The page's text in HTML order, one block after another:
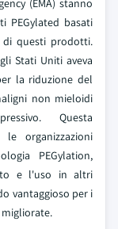
(EMA) stanno
PEGylated basati
di questi prodotti.
Stati Uniti aveva
la riduzione del
non mieloidi
Questa
organizzazioni
PEGylation,
e l'uso in altri
vantaggioso per i